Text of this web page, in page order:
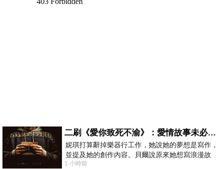
二刷《愛你致死不渝》：愛情故事未必是浪漫故事
妮琪打算辭掉樂器行工作，她說她的夢想是寫作，
並提及她的創作內容。貝爾說原來她想寫浪漫故
事，妮琪回應：「不是浪漫故事，是愛情
1 小時前